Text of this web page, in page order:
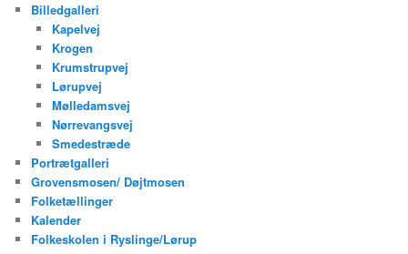
Billedgalleri
Kapelvej
Krogen
Krumstrupvej
Lørupvej
Mølledamsvej
Nørrevangsvej
Smedestræde
Portrætgalleri
Grovensmosen/ Døjtmosen
Folketællinger
Kalender
Folkeskolen i Ryslinge/Lørup